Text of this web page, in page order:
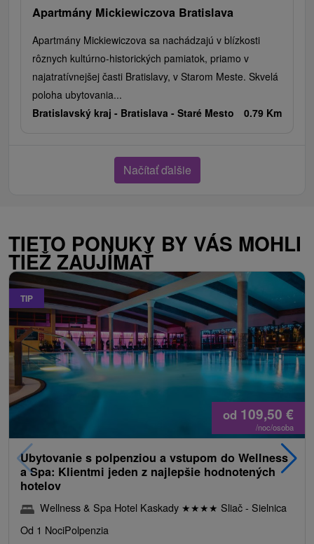
Apartmány Mickiewiczova Bratislava
Apartmány Mickiewiczova sa nachádzajú v blízkosti
rôznych kultúrno-historických pamiatok, priamo v
najatratívnejšej časti Bratislavy, v Starom Meste. Skvelá
poloha ubytovania...
Bratislavský kraj - Bratislava - Staré Mesto 0.79 Km
Načítať ďalšie
TIETO PONUKY BY VÁS MOHLI
TIEŽ ZAUJÍMAŤ
TIP
od 109,50 €
/noc/osoba
Ubytovanie s polpenziou a vstupom do Wellness
a Spa: Klientmi jeden z najlepšie hodnotených
hotelov
Wellness & Spa Hotel Kaskady ★★★★ Sliač - Sielnica
Od 1 NociPolpenzia